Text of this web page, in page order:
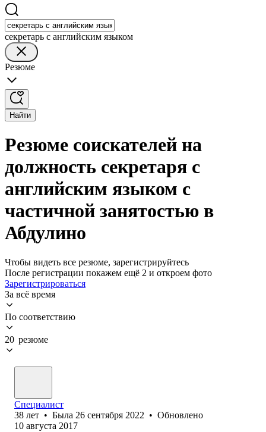
секретарь с английским языком
Резюме
Найти
Резюме соискателей на
должность секретаря с
английским языком с
частичной занятостью в
Абдулино
Чтобы видеть все резюме, зарегистрируйтесь
После регистрации покажем ещё 2 и откроем фото
Зарегистрироваться
За всё время
По соответствию
20 резюме
Специалист
38 лет • Была 26 сентября 2022 • Обновлено
10 августа 2017